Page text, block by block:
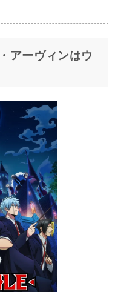
アーヴィンはウ